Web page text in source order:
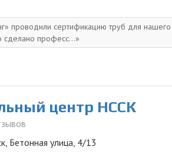
проводили сертификацию труб для нашего
сделано професс...
центр НССК
Бетонная улица, 4/13